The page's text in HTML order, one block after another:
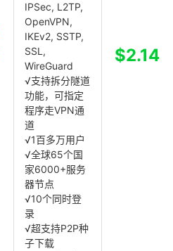
IPSec, L2TP,
OpenVPN,
IKEv2, SSTP,
SSL,
WireGuard
√支持拆分隧道
功能，可指定
程序走VPN通
道
√1百多万用户
√全球65个国
家6000+服务
器节点
√10个同时登
录
√超支持P2P种
子下载
$2.14